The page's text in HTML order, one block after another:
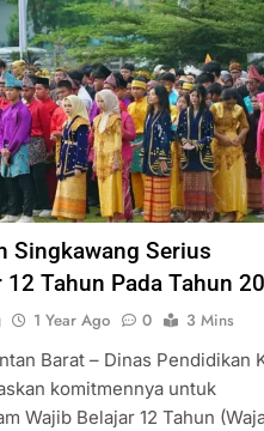
Singkawang Serius
Tahun Pada Tahun
1 Year Ago 0
3 Mins
Barat – Dinas Pendidikan
komitmennya untuk
Wajib Belajar 12 Tahun